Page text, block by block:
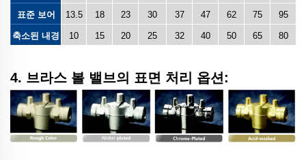
표준 보어 13.5 18 23 30 37 47 62 75 95
축소된 내경 10 15 20 25 32 40 50 65 80
4. 브라스 볼 밸브의 표면 처리 옵션: